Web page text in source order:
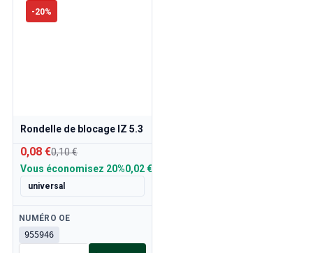
-20%
Rondelle de blocage IZ 5.3
0,08 €0,10 €
Vous économisez 20%0,02 €
universal
Disponible
NUMÉRO OE
955946